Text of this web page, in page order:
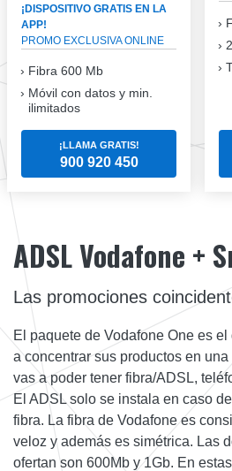
¡DISPOSITIVO GRATIS EN LA
APP!
PROMO EXCLUSIVA ONLINE
Fibra 600 Mb
Móvil con datos y min.
ilimitados
¡LLAMA GRATIS!
900 920 450
ADSL Vodafone +
Las promociones
El paquete de Vodafone One es
a concentrar sus productos en una
vas a poder tener fibra/ADSL,
El ADSL solo se instala en caso
fibra. La fibra de Vodafone es
veloz y además es simétrica. Las
ofertan son 600Mb y 1Gb. En